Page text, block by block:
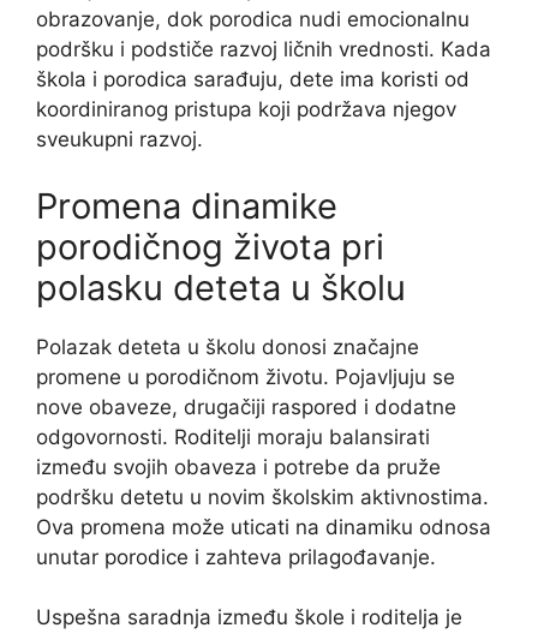
obrazovanje, dok porodica nudi emocionalnu
podršku i podstiče razvoj ličnih vrednosti. Kada
škola i porodica sarađuju, dete ima koristi od
koordiniranog pristupa koji podržava njegov
sveukupni razvoj.
Promena dinamike
porodičnog života pri
polasku deteta u školu
Polazak deteta u školu donosi značajne
promene u porodičnom životu. Pojavljuju se
nove obaveze, drugačiji raspored i dodatne
odgovornosti. Roditelji moraju balansirati
između svojih obaveza i potrebe da pruže
podršku detetu u novim školskim aktivnostima.
Ova promena može uticati na dinamiku odnosa
unutar porodice i zahteva prilagođavanje.
Uspešna saradnja između škole i roditelja je